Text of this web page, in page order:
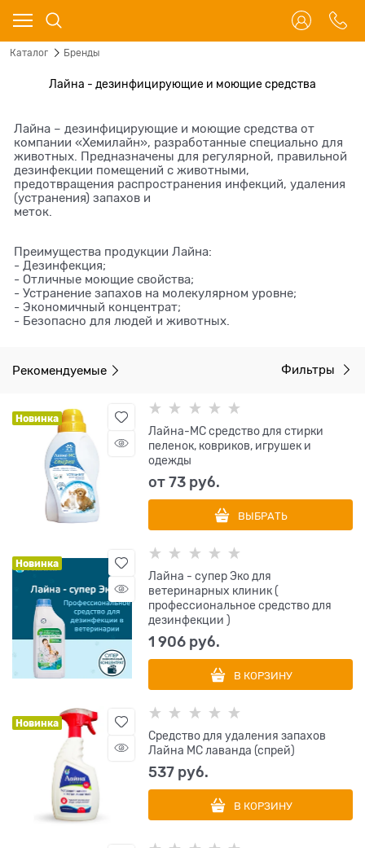
Каталог Бренды
Лайна - дезинфицирующие и моющие средства
Лайна – дезинфицирующие и моющие средства от
компании «Хемилайн», разработанные специально для
животных. Предназначены для регулярной, правильной
дезинфекции помещений с животными,
предотвращения распространения инфекций, удаления
(устранения) запахов и
меток.
Преимущества продукции Лайна:
- Дезинфекция;
- Отличные моющие свойства;
- Устранение запахов на молекулярном уровне;
- Экономичный концентрат;
- Безопасно для людей и животных.
Рекомендуемые Фильтры
Новинка
Лайна-МС средство для стирки
пеленок, ковриков, игрушек и
одежды
от73 руб.
ВЫБРАТЬ
Новинка
Лайна - супер Эко для
ветеринарных клиник (
профессиональное средство для
дезинфекции )
1 906 руб.
В КОРЗИНУ
Новинка
Средство для удаления запахов
Лайна МС лаванда (спрей)
537 руб.
В КОРЗИНУ